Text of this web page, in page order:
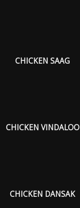
CHICKEN SAAG
CHICKEN VINDALOO
CHICKEN DANSAK